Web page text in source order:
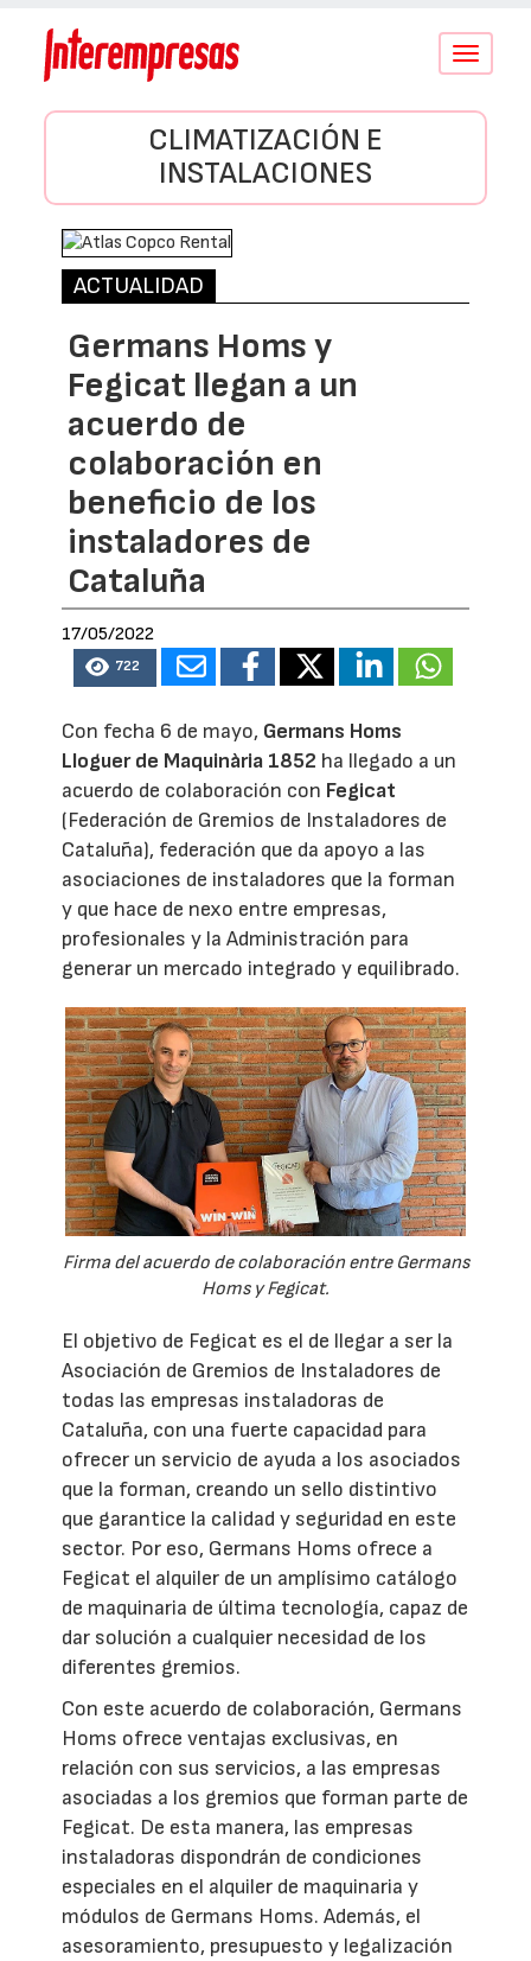
Conmutar
CLIMATIZACIÓN E
INSTALACIONES
ACTUALIDAD
Germans Homs y
Fegicat llegan a un
acuerdo de
colaboración en
beneficio de los
instaladores de
Cataluña
17/05/2022
722
Con fecha 6 de mayo, Germans Homs
Lloguer de Maquinària 1852 ha llegado a un
acuerdo de colaboración con Fegicat
(Federación de Gremios de Instaladores de
Cataluña), federación que da apoyo a las
asociaciones de instaladores que la forman
y que hace de nexo entre empresas,
profesionales y la Administración para
generar un mercado integrado y equilibrado.
Firma del acuerdo de colaboración entre Germans
Homs y Fegicat.
El objetivo de Fegicat es el de llegar a ser la
Asociación de Gremios de Instaladores de
todas las empresas instaladoras de
Cataluña, con una fuerte capacidad para
ofrecer un servicio de ayuda a los asociados
que la forman, creando un sello distintivo
que garantice la calidad y seguridad en este
sector. Por eso, Germans Homs ofrece a
Fegicat el alquiler de un amplísimo catálogo
de maquinaria de última tecnología, capaz de
dar solución a cualquier necesidad de los
diferentes gremios.
Con este acuerdo de colaboración, Germans
Homs ofrece ventajas exclusivas, en
relación con sus servicios, a las empresas
asociadas a los gremios que forman parte de
Fegicat. De esta manera, las empresas
instaladoras dispondrán de condiciones
especiales en el alquiler de maquinaria y
módulos de Germans Homs. Además, el
asesoramiento, presupuesto y legalización